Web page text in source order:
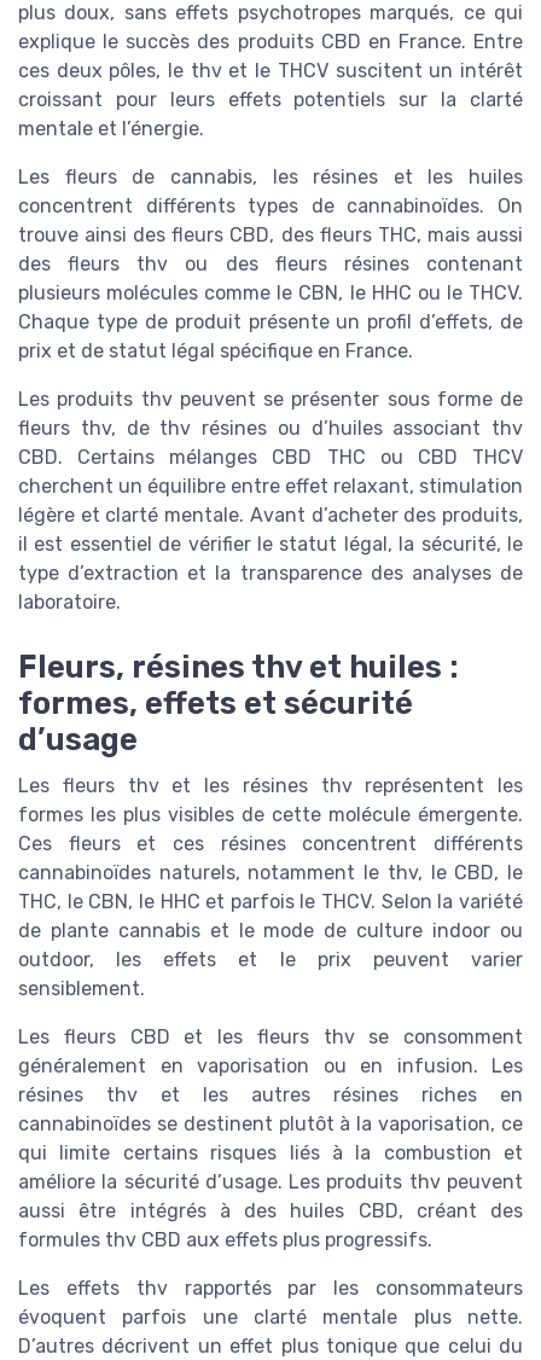
plus doux, sans effets psychotropes marqués, ce qui
explique le succès des produits CBD en France. Entre
ces deux pôles, le thv et le THCV suscitent un intérêt
croissant pour leurs effets potentiels sur la clarté
mentale et l’énergie.
Les fleurs de cannabis, les résines et les huiles
concentrent différents types de cannabinoïdes. On
trouve ainsi des fleurs CBD, des fleurs THC, mais aussi
des fleurs thv ou des fleurs résines contenant
plusieurs molécules comme le CBN, le HHC ou le THCV.
Chaque type de produit présente un profil d’effets, de
prix et de statut légal spécifique en France.
Les produits thv peuvent se présenter sous forme de
fleurs thv, de thv résines ou d’huiles associant thv
CBD. Certains mélanges CBD THC ou CBD THCV
cherchent un équilibre entre effet relaxant, stimulation
légère et clarté mentale. Avant d’acheter des produits,
il est essentiel de vérifier le statut légal, la sécurité, le
type d’extraction et la transparence des analyses de
laboratoire.
Fleurs, résines thv et huiles :
formes, effets et sécurité
d’usage
Les fleurs thv et les résines thv représentent les
formes les plus visibles de cette molécule émergente.
Ces fleurs et ces résines concentrent différents
cannabinoïdes naturels, notamment le thv, le CBD, le
THC, le CBN, le HHC et parfois le THCV. Selon la variété
de plante cannabis et le mode de culture indoor ou
outdoor, les effets et le prix peuvent varier
sensiblement.
Les fleurs CBD et les fleurs thv se consomment
généralement en vaporisation ou en infusion. Les
résines thv et les autres résines riches en
cannabinoïdes se destinent plutôt à la vaporisation, ce
qui limite certains risques liés à la combustion et
améliore la sécurité d’usage. Les produits thv peuvent
aussi être intégrés à des huiles CBD, créant des
formules thv CBD aux effets plus progressifs.
Les effets thv rapportés par les consommateurs
évoquent parfois une clarté mentale plus nette.
D’autres décrivent un effet plus tonique que celui du